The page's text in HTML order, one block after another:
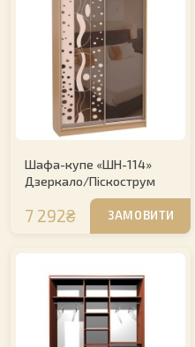
Шафа-купе «ШН-114»
Дзеркало/Піскострум
7 292₴ ЗАМОВИТИ